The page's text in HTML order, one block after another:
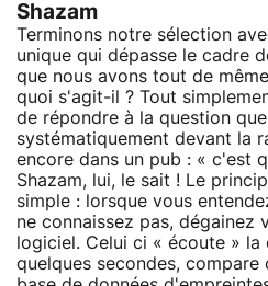
Shazam
Terminons notre sélection
unique qui dépasse le cadre
que nous avons tout de
quoi s'agit-il ? Tout
de répondre à la question
systématiquement devant la
encore dans un pub : « c'est
Shazam, lui, le sait ! Le
simple : lorsque vous
ne connaissez pas, dégainez
logiciel. Celui ci « écoute » la
quelques secondes, compare